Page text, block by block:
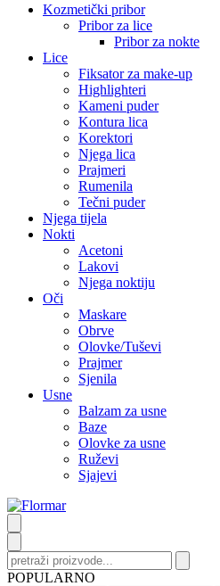
Kozmetički pribor
Pribor za lice
Pribor za nokte
Lice
Fiksator za make-up
Highlighteri
Kameni puder
Kontura lica
Korektori
Njega lica
Prajmeri
Rumenila
Tečni puder
Njega tijela
Nokti
Acetoni
Lakovi
Njega noktiju
Oči
Maskare
Obrve
Olovke/Tuševi
Prajmer
Sjenila
Usne
Balzam za usne
Baze
Olovke za usne
Ruževi
Sjajevi
Search
for:
POPULARNO